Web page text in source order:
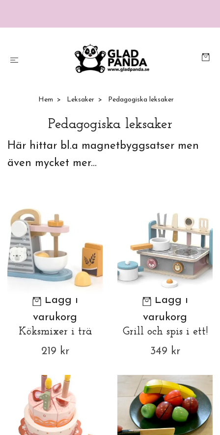
Hem Leksaker Pedagogiska leksaker
Pedagogiska leksaker
Här hittar bl.a magnetbyggsatser men
även mycket mer...
Lägg i
varukorg
Köksmixer i trä
219 kr
Lägg i
varukorg
Grill och spis i ett!
349 kr